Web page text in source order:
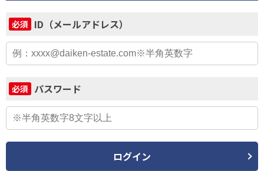
必須 ID（メールアドレス）
必須 パスワード
ログイン